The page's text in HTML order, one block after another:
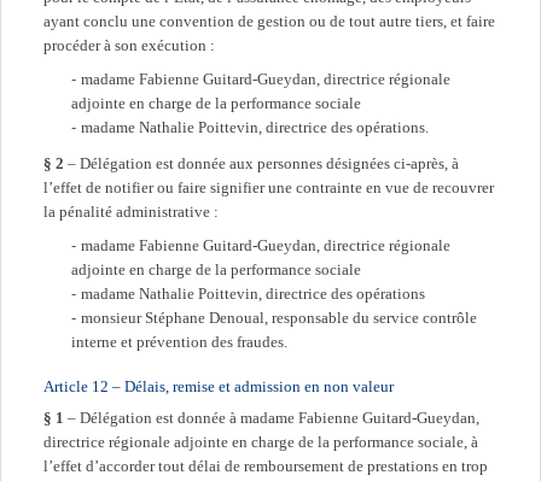
ayant conclu une convention de gestion ou de tout autre tiers, et faire
procéder à son exécution :
madame Fabienne Guitard-Gueydan, directrice régionale
adjointe en charge de la performance sociale
madame Nathalie Poittevin, directrice des opérations.
§ 2 – Délégation est donnée aux personnes désignées ci-après, à
l’effet de notifier ou faire signifier une contrainte en vue de recouvrer
la pénalité administrative :
madame Fabienne Guitard-Gueydan, directrice régionale
adjointe en charge de la performance sociale
madame Nathalie Poittevin, directrice des opérations
monsieur Stéphane Denoual, responsable du service contrôle
interne et prévention des fraudes.
Article 12 – Délais, remise et admission en non valeur
§ 1 – Délégation est donnée à madame Fabienne Guitard-Gueydan,
directrice régionale adjointe en charge de la performance sociale, à
l’effet d’accorder tout délai de remboursement de prestations en trop